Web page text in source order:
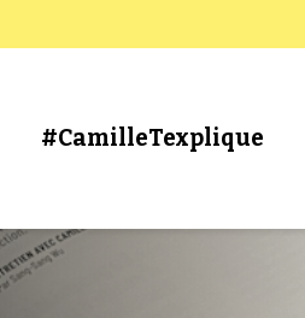
#CamilleTexplique